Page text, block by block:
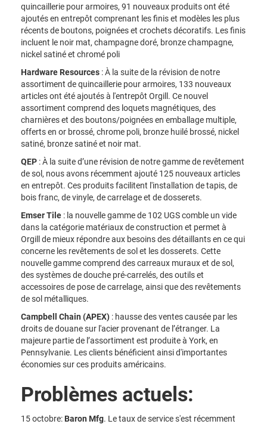
quincaillerie pour armoires, 91 nouveaux produits ont été
ajoutés en entrepôt comprenant les finis et modèles les plus
récents de boutons, poignées et crochets décoratifs. Les finis
incluent le noir mat, champagne doré, bronze champagne,
nickel satiné et chromé poli
Hardware Resources : À la suite de la révision de notre
assortiment de quincaillerie pour armoires, 133 nouveaux
articles ont été ajoutés à l'entrepôt Orgill. Ce nouvel
assortiment comprend des loquets magnétiques, des
charnières et des boutons/poignées en emballage multiple,
offerts en or brossé, chrome poli, bronze huilé brossé, nickel
satiné, bronze satiné et noir mat.
QEP : À la suite d’une révision de notre gamme de revêtement
de sol, nous avons récemment ajouté 125 nouveaux articles
en entrepôt. Ces produits facilitent l'installation de tapis, de
bois franc, de vinyle, de carrelage et de dosserets.
Emser Tile : la nouvelle gamme de 102 UGS comble un vide
dans la catégorie matériaux de construction et permet à
Orgill de mieux répondre aux besoins des détaillants en ce qui
concerne les revêtements de sol et les dosserets. Cette
nouvelle gamme comprend des carreaux muraux et de sol,
des systèmes de douche pré-carrelés, des outils et
accessoires de pose de carrelage, ainsi que des revêtements
de sol métalliques.
Campbell Chain (APEX) : hausse des ventes causée par les
droits de douane sur l'acier provenant de l’étranger. La
majeure partie de l’assortiment est produite à York, en
Pennsylvanie. Les clients bénéficient ainsi d'importantes
économies sur ces produits américains.
Problèmes actuels:
15 octobre: Baron Mfg. Le taux de service s'est récemment